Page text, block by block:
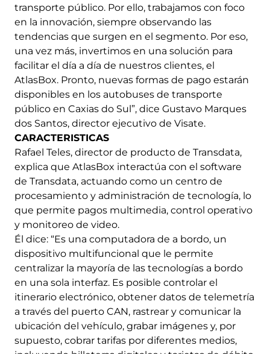
transporte público. Por ello, trabajamos con foco
en la innovación, siempre observando las
tendencias que surgen en el segmento. Por eso,
una vez más, invertimos en una solución para
facilitar el día a día de nuestros clientes, el
AtlasBox. Pronto, nuevas formas de pago estarán
disponibles en los autobuses de transporte
público en Caxias do Sul”, dice Gustavo Marques
dos Santos, director ejecutivo de Visate.
CARACTERISTICAS
Rafael Teles, director de producto de Transdata,
explica que AtlasBox interactúa con el software
de Transdata, actuando como un centro de
procesamiento y administración de tecnología, lo
que permite pagos multimedia, control operativo
y monitoreo de video.
Él dice: “Es una computadora de a bordo, un
dispositivo multifuncional que le permite
centralizar la mayoría de las tecnologías a bordo
en una sola interfaz. Es posible controlar el
itinerario electrónico, obtener datos de telemetría
a través del puerto CAN, rastrear y comunicar la
ubicación del vehículo, grabar imágenes y, por
supuesto, cobrar tarifas por diferentes medios,